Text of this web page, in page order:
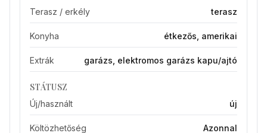
Terasz / erkély terasz
Konyha étkezős, amerikai
Extrák garázs, elektromos garázs kapu/ajtó
STÁTUSZ
Új/használt új
Költözhetőség Azonnal